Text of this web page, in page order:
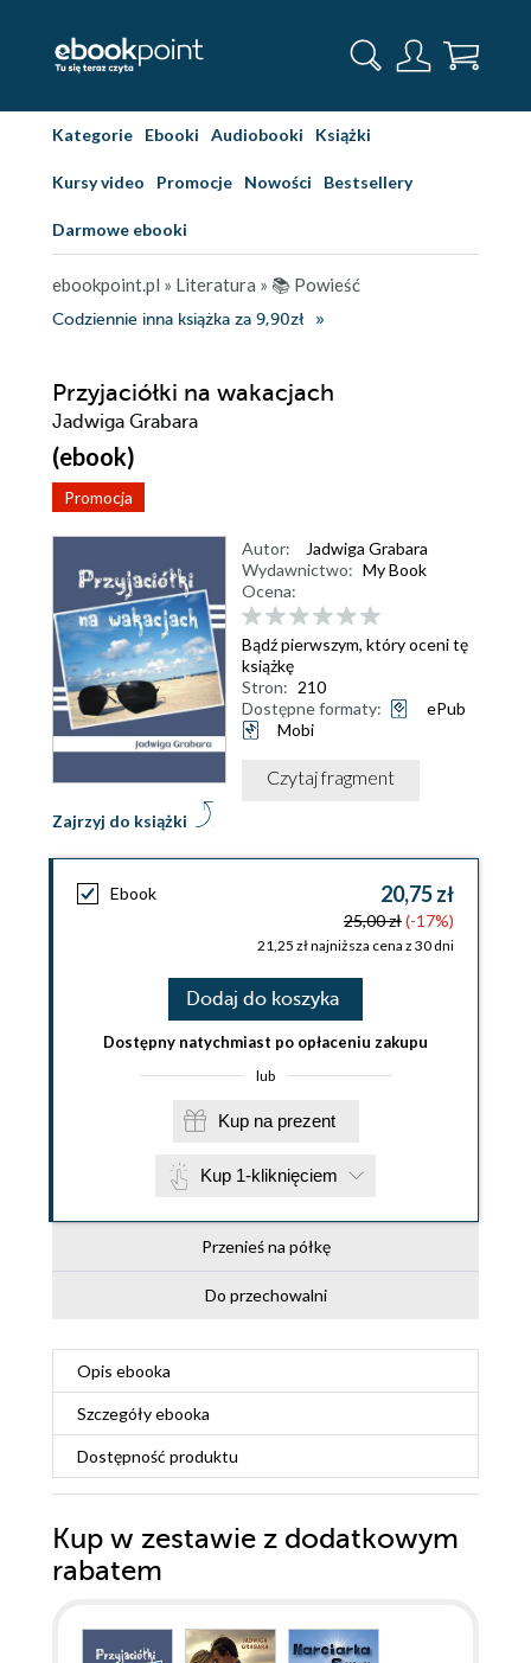
Kategorie Ebooki Audiobooki Książki
Kursy video Promocje Nowości Bestsellery
Darmowe ebooki
ebookpoint.pl » Literatura » 📚 Powieść
Codziennie inna książka za 9,90zł
Przyjaciółki na wakacjach
Jadwiga Grabara
(ebook)
Promocja
Zajrzyj do książki
Autor:
Jadwiga Grabara
Wydawnictwo: My Book
Ocena:
Bądź pierwszym, który oceni tę
książkę
Stron: 210
Dostępne formaty:
ePub
Mobi
Czytaj fragment
Ebook 20,75 zł
25,00 zł(-17%)
21,25 zł najniższa cena z 30 dni
Dodaj do koszyka
Dostępny natychmiast po opłaceniu zakupu
lub
Kup na prezent
Kup 1-kliknięciem
Przenieś na półkę
Do przechowalni
Opis ebooka
Szczegółyebooka
Dostępność produktu
Kup w zestawie z dodatkowym
rabatem